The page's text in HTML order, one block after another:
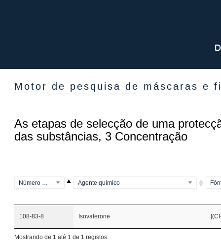
Motor de pesquisa de máscaras e
As etapas de selecção de uma
das substâncias, 3 Concentração
Número CAS Agente químico
108-83-8 Isovalerone
Mostrando de 1 até 1 de 1 registos